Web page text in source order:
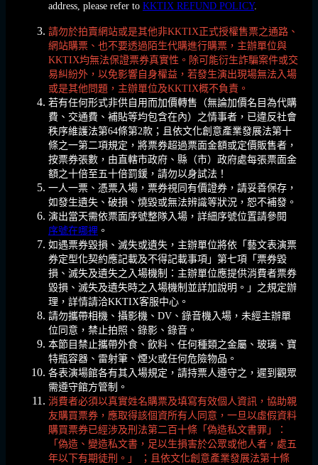
address, please refer to KKTIX REFUND POLICY.
請勿於拍賣網站或是其他非KKTIX正式授權售票之通路、
網站購票、也不要透過陌生代購進行購票，主辦單位與
KKTIX均無法保證票券真實性。除可能衍生詐騙案件或交
易糾紛外，以免影響自身權益，若發生演出現場無法入場
或是其他問題，主辦單位及KKTIX概不負責。
若有任何形式非供自用而加價轉售（無論加價名目為代購
費、交通費、補貼等均包含在內）之情事者，已違反社會
秩序維護法第64條第2款；且依文化創意產業發展法第十
條之一第二項規定，將票券超過票面金額或定價販售者，
按票券張數，由直轄市政府、縣（市）政府處每張票面金
額之十倍至五十倍罰鍰，請勿以身試法！
一人一票、憑票入場，票券視同有價證券，請妥善保存，
如發生遺失、破損、燒毀或無法辨識等狀況，恕不補發。
演出當天需依票面序號整隊入場，詳細序號位置請參閱
序號在哪裡 。
如遇票券毀損、滅失或遺失，主辦單位將依「藝文表演票
券定型化契約應記載及不得記載事項」第七項「票券毀
損、滅失及遺失之入場機制：主辦單位應提供消費者票券
毀損、滅失及遺失時之入場機制並詳加說明。」之規定辦
理，詳情請洽KKTIX客服中心。
請勿攜帶相機、攝影機、DV、錄音機入場，未經主辦單
位同意，禁止拍照、錄影、錄音。
本節目禁止攜帶外食、飲料、任何種類之金屬、玻璃、寶
特瓶容器、雷射筆、煙火或任何危險物品。
各表演場館各有其入場規定，請持票人遵守之，遲到觀眾
需遵守館方管制。
消費者必須以真實姓名購票及填寫有效個人資訊，協助親
友購買票券，應取得該個資所有人同意，一旦以虛假資料
購買票券已經涉及刑法第二百十條「偽造私文書罪」：
「偽造、變造私文書，足以生損害於公眾或他人者，處五
年以下有期徒刑。」 ；且依文化創意產業發展法第十條